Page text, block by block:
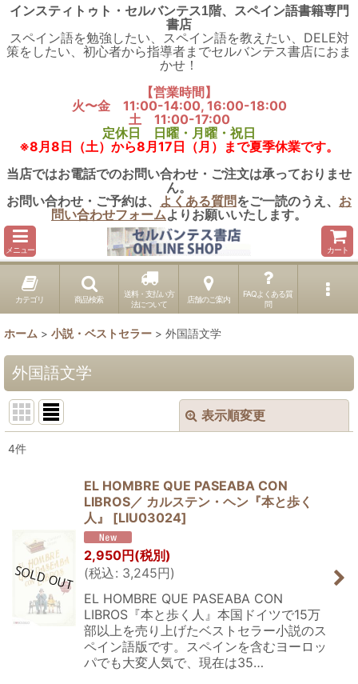
インスティトゥト・セルバンテス1階、スペイン語書籍専門
書店
スペイン語を勉強したい、スペイン語を教えたい、DELE対
策をしたい、初心者から指導者までセルバンテス書店におま
かせ！
【営業時間】
火〜金 11:00-14:00, 16:00-18:00
土 11:00-17:00
定休日 日曜・月曜・祝日
※8月8日（土）から8月17日（月）まで夏季休業です。
当店ではお電話でのお問い合わせ・ご注文は承っておりませ
ん。
お問い合わせ・ご予約は、 よくある質問をご一読のうえ、 お
問い合わせフォームよりお願いいたします。
メニュー カート
カテゴリ 商品検索
送料・支払い方
法について
店舗のご案内
FAQよくある質
問
ホーム > 小説・ベストセラー > 外国語文学
外国語文学
表示順変更
絞り込む
4件
EL HOMBRE QUE PASEABA CON
LIBROS／ カルステン・ヘン『本と歩く
人』
[LIU03024]
2,950円 (税別)
(税込: 3,245円)
EL HOMBRE QUE PASEABA CON
LIBROS『本と歩く人』本国ドイツで15万
部以上を売り上げたベストセラー小説のス
ペイン語版です。スペインを含むヨーロッ
パでも大変人気で、現在は35…